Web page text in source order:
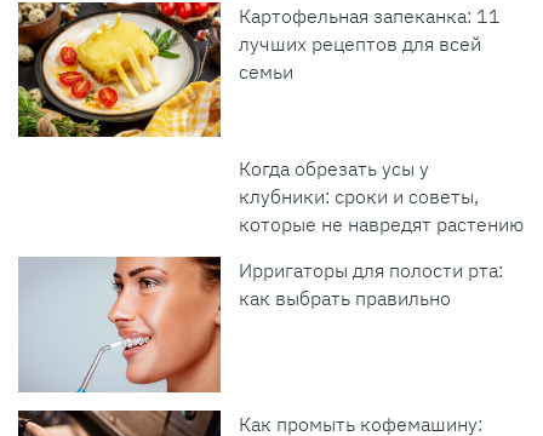
Картофельная запеканка: 11
лучших рецептов для всей
семьи
Когда обрезать усы у
клубники: сроки и советы,
которые не навредят растению
Ирригаторы для полости рта:
как выбрать правильно
Как промыть кофемашину: